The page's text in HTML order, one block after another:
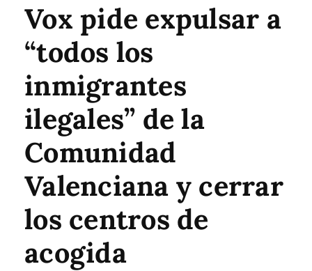
Vox pide expulsar a
“todos los
inmigrantes
ilegales” de la
Comunidad
Valenciana y cerrar
los centros de
acogida